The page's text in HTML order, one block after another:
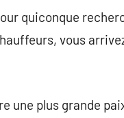
quiconque
vous
une plus grande